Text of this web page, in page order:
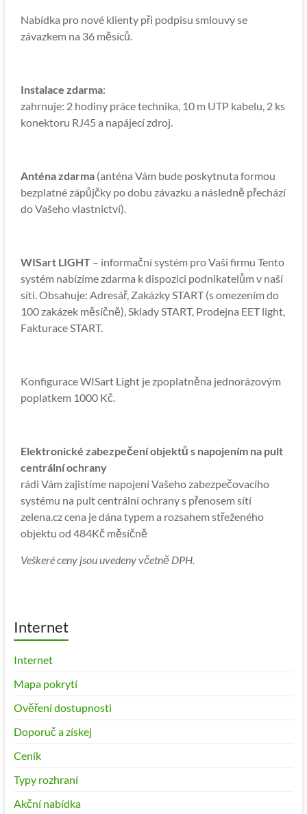
Nabídka pro nové klienty při podpisu smlouvy se
závazkem na 36 měsíců.
Instalace zdarma:
zahrnuje: 2 hodiny práce technika, 10 m UTP kabelu, 2 ks
konektoru RJ45 a napájecí zdroj.
Anténa zdarma(anténa Vám bude poskytnuta formou
bezplatné zápůjčky po dobu závazku a následně přechází
do Vašeho vlastnictví).
WISart LIGHT– informační systém pro Vaši firmu Tento
systém nabízíme zdarma k dispozici podnikatelům v naší
síti. Obsahuje: Adresář, Zakázky START (s omezením do
100 zakázek měsíčně), Sklady START, Prodejna EET light,
Fakturace START.
Konfigurace WISart Light je zpoplatněna jednorázovým
poplatkem 1000 Kč.
Elektronické zabezpečení objektů s napojením na pult
centrální ochrany
rádi Vám zajistíme napojení Vašeho zabezpečovacího
systému na pult centrální ochrany s přenosem sítí
zelena.cz cena je dána typem a rozsahem střeženého
objektu od 484Kč měsíčně
Veškeré ceny jsou uvedeny včetně DPH.
Internet
Internet
Mapa pokrytí
Ověření dostupnosti
Doporuč a získej
Ceník
Typy rozhraní
Akční nabídka